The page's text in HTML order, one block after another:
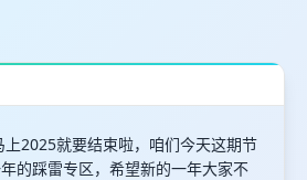
2025就要结束啦，咱们今天这期节
的踩雷专区，希望新的一年大家不